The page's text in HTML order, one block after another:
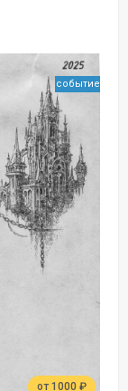
от 1000 ₽
событие